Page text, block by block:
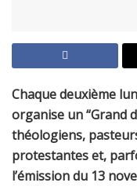
Chaque deuxième
organise un “Grand
théologiens,
protestantes et,
l’émission du 13